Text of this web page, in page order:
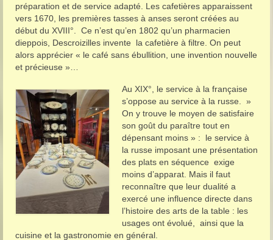
préparation et de service adapté. Les cafetières apparaissent
vers 1670, les premières tasses à anses seront créées au
début du XVIII°. Ce n’est qu’en 1802 qu’un pharmacien
dieppois, Descroizilles invente la cafetière à filtre. On peut
alors apprécier « le café sans ébullition, une invention nouvelle
et précieuse »…
Au XIX°, le service à la française
s’oppose au service à la russe. »
On y trouve le moyen de satisfaire
son goût du paraître tout en
dépensant moins » : le service à
la russe imposant une présentation
des plats en séquence exige
moins d’apparat. Mais il faut
reconnaître que leur dualité a
exercé une influence directe dans
l’histoire des arts de la table : les
usages ont évolué, ainsi que la
cuisine et la gastronomie en général.